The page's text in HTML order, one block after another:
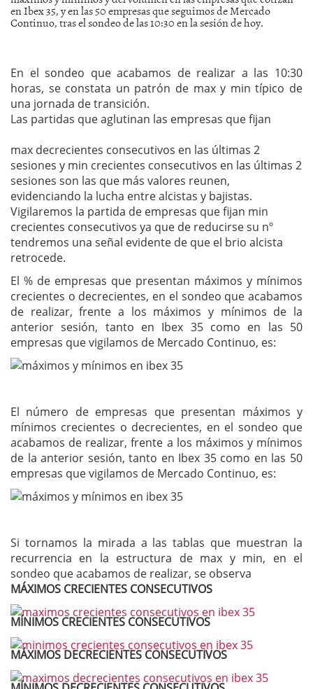
en Ibex 35, y en las 50 empresas que seguimos de Mercado
Continuo, tras el sondeo de las 10:30 en la sesión de hoy.
En el sondeo que acabamos de realizar a las 10:30
horas, se constata un patrón de max y min típico de
una jornada de transición.
Las partidas que aglutinan las empresas que fijan
max decrecientes consecutivos en las últimas 2
sesiones y min crecientes consecutivos en las últimas 2
sesiones son las que más valores reunen,
evidenciando la lucha entre alcistas y bajistas.
Vigilaremos la partida de empresas que fijan min
crecientes consecutivos ya que de reducirse su nº
tendremos una señal evidente de que el brio alcista
retrocede.
El % de empresas que presentan máximos y mínimos
crecientes o decrecientes, en el sondeo que acabamos
de realizar, frente a los máximos y mínimos de la
anterior sesión, tanto en Ibex 35 como en las 50
empresas que vigilamos de Mercado Continuo, es:
El número de empresas que presentan máximos y
mínimos crecientes o decrecientes, en el sondeo que
acabamos de realizar, frente a los máximos y mínimos
de la anterior sesión, tanto en Ibex 35 como en las 50
empresas que vigilamos de Mercado Continuo, es:
Si tornamos la mirada a las tablas que muestran la
recurrencia en la estructura de max y min, en el
sondeo que acabamos de realizar, se observa
MÁXIMOS CRECIENTES CONSECUTIVOS
MÍNIMOS CRECIENTES CONSECUTIVOS
MÁXIMOS DECRECIENTES CONSECUTIVOS